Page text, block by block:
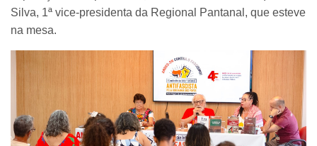
Silva, 1ª vice-presidenta da Regional Pantanal, que esteve
na mesa.